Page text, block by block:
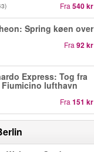
Fra 540 kr
Spring køen over
Fra 92 kr
Express: Tog fra
Fiumicino lufthavn
Fra 151 kr